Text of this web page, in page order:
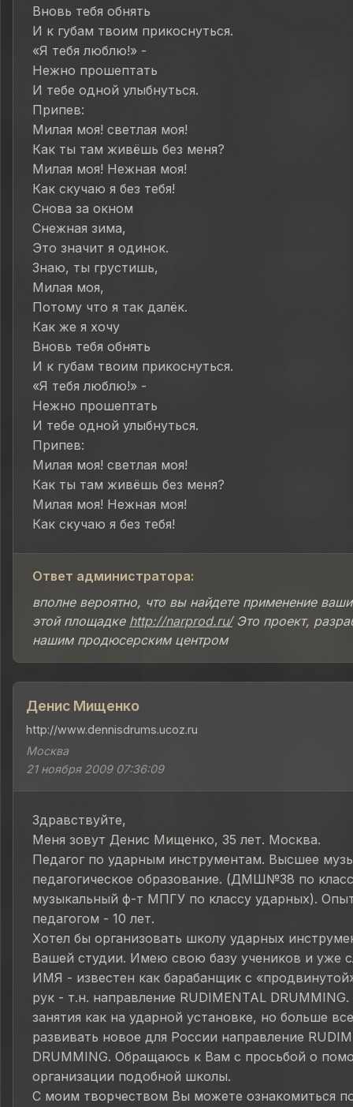
Вновь тебя обнять
И к губам твоим прикоснуться.
«Я тебя люблю!» -
Нежно прошептать
И тебе одной улыбнуться.
Припев:
Милая моя! светлая моя!
Как ты там живёшь без меня?
Милая моя! Нежная моя!
Как скучаю я без тебя!
Снова за окном
Снежная зима,
Это значит я одинок.
Знаю, ты грустишь,
Милая моя,
Потому что я так далёк.
Как же я хочу
Вновь тебя обнять
И к губам твоим прикоснуться.
«Я тебя люблю!» -
Нежно прошептать
И тебе одной улыбнуться.
Припев:
Милая моя! светлая моя!
Как ты там живёшь без меня?
Милая моя! Нежная моя!
Как скучаю я без тебя!
Ответ администратора:
вполне вероятно, что вы найдете применение
этой площадке http://narprod.ru/Это проект,
нашим продюсерским центром
Денис Мищенко
http://www.dennisdrums.ucoz.ru
Москва
21 ноября 2009 07:36:09
Здравствуйте,
Меня зовут Денис Мищенко, 35 лет. Москва.
Педагог по ударным инструментам. Высшее
педагогическое образование. (ДМШ№38 по
музыкальный ф-т МПГУ по классу ударных).
педагогом - 10 лет.
Хотел бы организовать школу ударных
Вашей студии. Имею свою базу учеников и уже
ИМЯ - известен как барабанщик с
рук - т.н. направление RUDIMENTAL
занятия как на ударной установке, но больше
развивать новое для России направление
DRUMMING. Обращаюсь к Вам с просьбой о
организации подобной школы.
С моим творчеством Вы можете ознакомиться